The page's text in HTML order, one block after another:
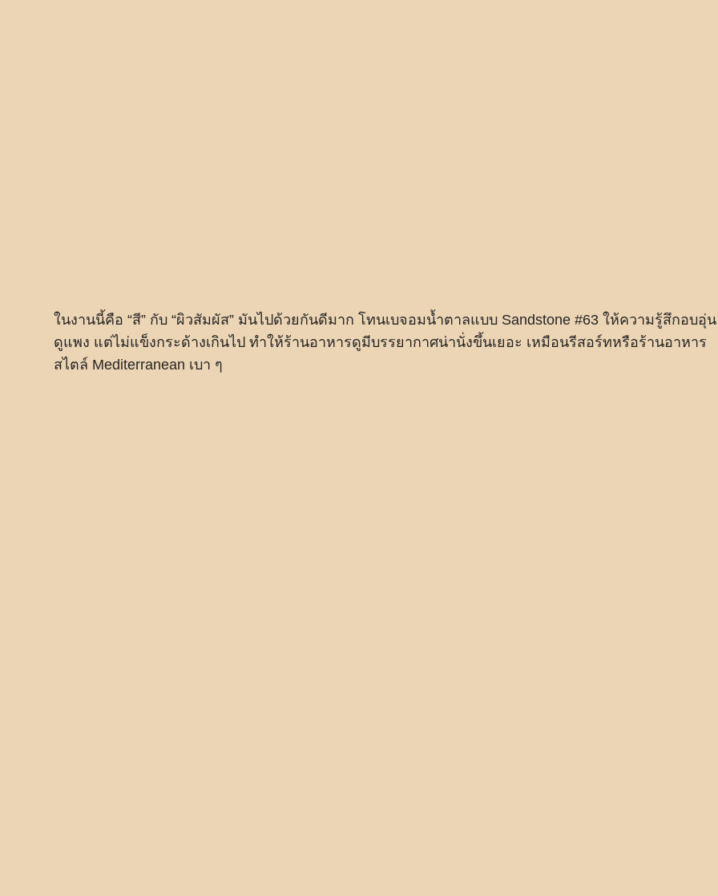
ในงานนี้คือ “สี” กับ “ผิวสัมผัส” มันไปด้วยกันดีมาก โทนเบจอมน้ำตาลแบบ Sandstone #63 ให้ความรู้สึกอบอุ่น
ดูแพง แต่ไม่แข็งกระด้างเกินไป ทำให้ร้านอาหารดูมีบรรยากาศน่านั่งขึ้นเยอะ เหมือนรีสอร์ทหรือร้านอาหาร
สไตล์ Mediterranean เบา ๆ